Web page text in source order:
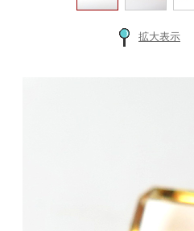
拡大表示